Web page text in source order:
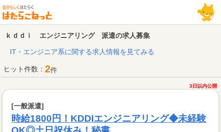
ｋｄｄｉ エンジニアリング 派遣の求人募集
IT・エンジニア系に関する求人情報を見てみる
ヒット件数： 2件
3日以内公開
[一般派遣]
時給1800円！KDDIエンジニアリング◆未経験